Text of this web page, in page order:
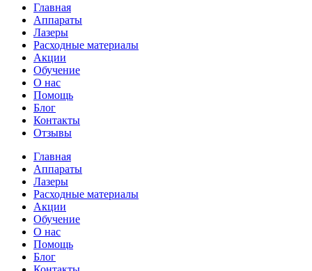
Главная
Аппараты
Лазеры
Расходные материалы
Акции
Обучение
О нас
Помощь
Блог
Контакты
Отзывы
Главная
Аппараты
Лазеры
Расходные материалы
Акции
Обучение
О нас
Помощь
Блог